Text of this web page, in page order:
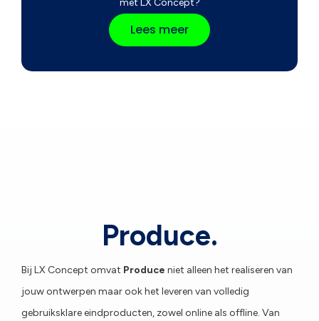
met LX Concept?
Lees meer
Produce.
Bij LX Concept omvat Produce niet alleen het realiseren van
jouw ontwerpen maar ook het leveren van volledig
gebruiksklare eindproducten, zowel online als offline. Van